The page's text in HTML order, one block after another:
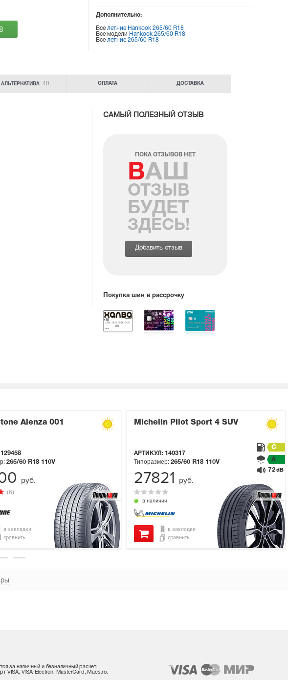
Дополнительно:
Все летние Hankook 265/60 R18
Все модели Hankook 265/60 R18
Все летние 265/60 R18
АЛЬТЕРНАТИВА 40 ОПЛАТА ДОСТАВКА
САМЫЙ ПОЛЕЗНЫЙ ОТЗЫВ
ПОКА ОТЗЫВОВ НЕТ
ВАШ
ОТЗЫВ
БУДЕТ
ЗДЕСЬ!
Добавить отзыв
Покупка шин в рассрочку
Alenza 001
129458
(6)
265/60 R18 110V
в закладки
сравнить
руб.
Michelin Pilot Sport 4 SUV
АРТИКУЛ: 140317
в наличии
Типоразмер: 265/60 R18 110V
C
A
72 dB
в закладки
сравнить
27821 руб.
за наличный и безналичный расчет.
VISA, VISA-Electron, MasterCard, Maestro.